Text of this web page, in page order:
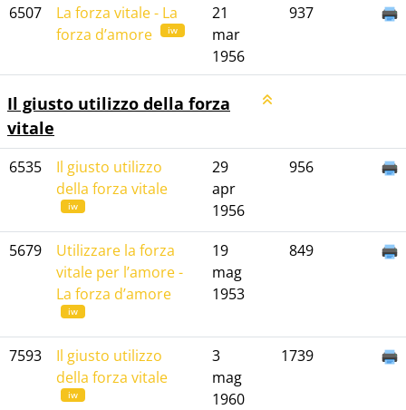
6507
La forza vitale - La
forza d’amore
iw
21
mar
1956
937
Il giusto utilizzo della forza
vitale
6535
Il giusto utilizzo
della forza vitale
iw
29
apr
1956
956
5679
Utilizzare la forza
vitale per l’amore -
La forza d’amore
iw
19
mag
1953
849
7593
Il giusto utilizzo
della forza vitale
iw
3
mag
1960
1739